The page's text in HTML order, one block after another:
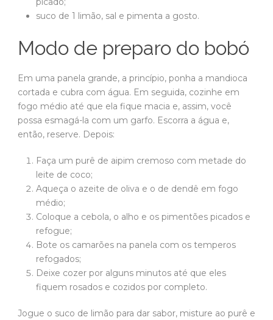
suco de 1 limão, sal e pimenta a gosto.
Modo de preparo do bobó
Em uma panela grande, a princípio, ponha a mandioca
cortada e cubra com água. Em seguida, cozinhe em
fogo médio até que ela fique macia e, assim, você
possa esmagá-la com um garfo. Escorra a água e,
então, reserve. Depois:
Faça um purê de aipim cremoso com metade do
leite de coco;
Aqueça o azeite de oliva e o de dendê em fogo
médio;
Coloque a cebola, o alho e os pimentões picados e
refogue;
Bote os camarões na panela com os temperos
refogados;
Deixe cozer por alguns minutos até que eles
fiquem rosados e cozidos por completo.
Jogue o suco de limão para dar sabor, misture ao purê e